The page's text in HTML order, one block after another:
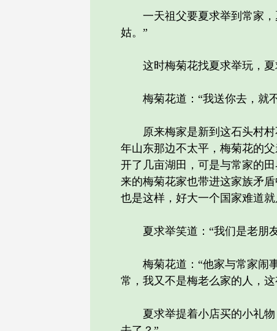
一天祖父要夏求举到常家，
姑。”
这时梅菊花找夏求举玩，夏
梅菊花道：“我送你去，就不
原来梅家是新到这石头村村
年山东那边不太平，梅菊花的
开了几亩湖田，可是与常家的
来的梅菊花家也带进这家族矛
也是这样，好大一个国家难道
夏求举笑道：“我们是老朋
梅菊花道：“他家与常家闹事
常，我又不是梅老么家的人，
夏求举提着小店买的小礼物